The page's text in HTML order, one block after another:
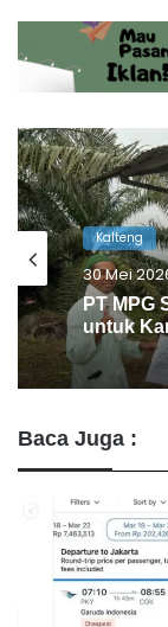
Kalteng
28 Mei
BRI
Baca Juga :